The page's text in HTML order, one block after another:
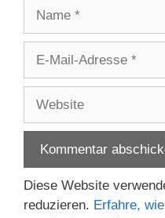
Adresse
Diese Website
reduzieren. Erfahre,